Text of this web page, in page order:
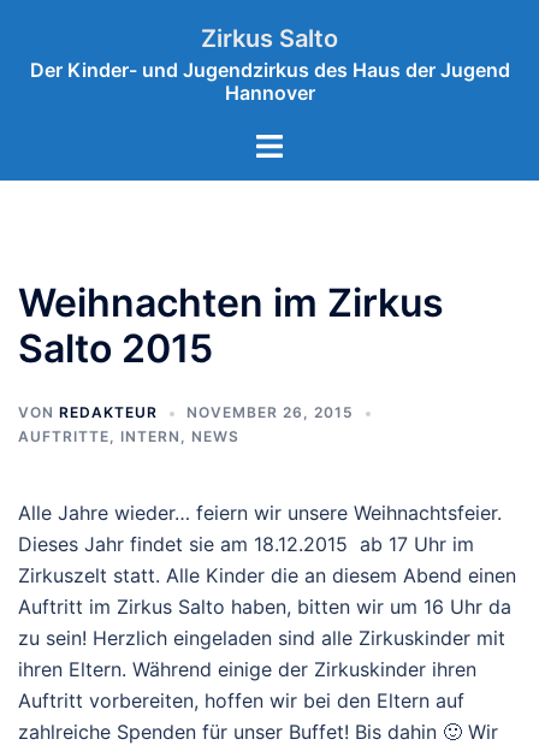
springen
Zirkus Salto
Der Kinder- und Jugendzirkus des Haus der Jugend
Hannover
Menü
Weihnachten im Zirkus
Salto 2015
VON REDAKTEUR
NOVEMBER 26, 2015
AUFTRITTE, INTERN , NEWS
Alle Jahre wieder… feiern wir unsere Weihnachtsfeier.
Dieses Jahr findet sie am 18.12.2015 ab 17 Uhr im
Zirkuszelt statt. Alle Kinder die an diesem Abend einen
Auftritt im Zirkus Salto haben, bitten wir um 16 Uhr da
zu sein! Herzlich eingeladen sind alle Zirkuskinder mit
ihren Eltern. Während einige der Zirkuskinder ihren
Auftritt vorbereiten, hoffen wir bei den Eltern auf
zahlreiche Spenden für unser Buffet! Bis dahin 🙂 Wir